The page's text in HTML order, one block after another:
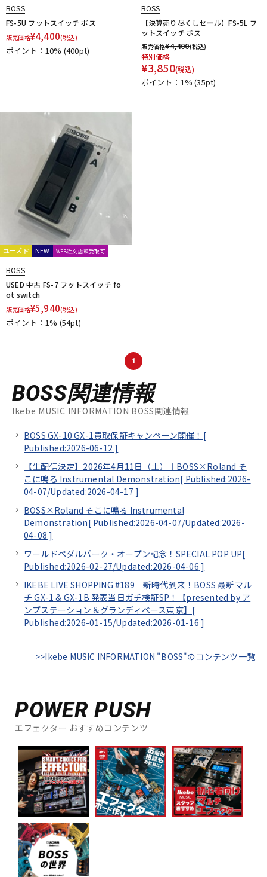
BOSS
FS-5U フットスイッチ ボス
販売価格¥4,400(税込)
ポイント：10% (400pt)
BOSS
【決算売り尽くしセール】FS-5L フ
ットスイッチ ボス
販売価格¥4,400(税込)
特別価格
¥3,850(税込)
ポイント：1%(35pt)
ユーズド NEW WEB注文店頭受取可
BOSS
USED 中古 FS-7 フットスイッチ fo
ot switch
販売価格¥5,940(税込)
ポイント：1% (54pt)
1
BOSS関連情報
Ikebe MUSIC INFORMATION BOSS関連情報
BOSS GX-10 GX-1買取保証キャンペーン開催！[
Published:2026-06-12 ]
【生配信決定】2026年4月11日（土）｜BOSS×Roland そ
こに鳴る Instrumental Demonstration[ Published:2026-
04-07/Updated:2026-04-17 ]
BOSS×Roland そこに鳴る Instrumental
Demonstration[ Published:2026-04-07/Updated:2026-
04-08 ]
ワールドペダルパーク・オープン記念！SPECIAL POP UP[
Published:2026-02-27/Updated:2026-04-06 ]
IKEBE LIVE SHOPPING #189｜新時代到来！BOSS 最新マル
チ GX-1 & GX-1B 発表当日ガチ検証SP！【presented by ア
ンプステーション＆グランディベース東京】[
Published:2026-01-15/Updated:2026-01-16 ]
>>Ikebe MUSIC INFORMATION "BOSS"のコンテンツ一覧
POWER PUSH
エフェクター おすすめコンテンツ